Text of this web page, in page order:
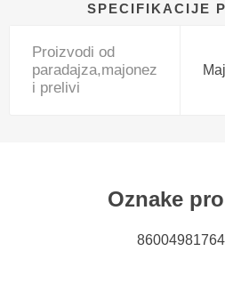
SPECIFIKACIJE
Proizvodi od
paradajza,majonez
i prelivi
Oznake